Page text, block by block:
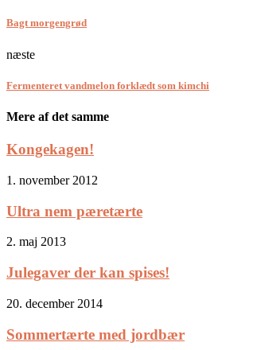
Bagt morgengrød
næste
Fermenteret vandmelon forklædt som kimchi
Mere af det samme
Kongekagen!
1. november 2012
Ultra nem pæretærte
2. maj 2013
Julegaver der kan spises!
20. december 2014
Sommertærte med jordbær